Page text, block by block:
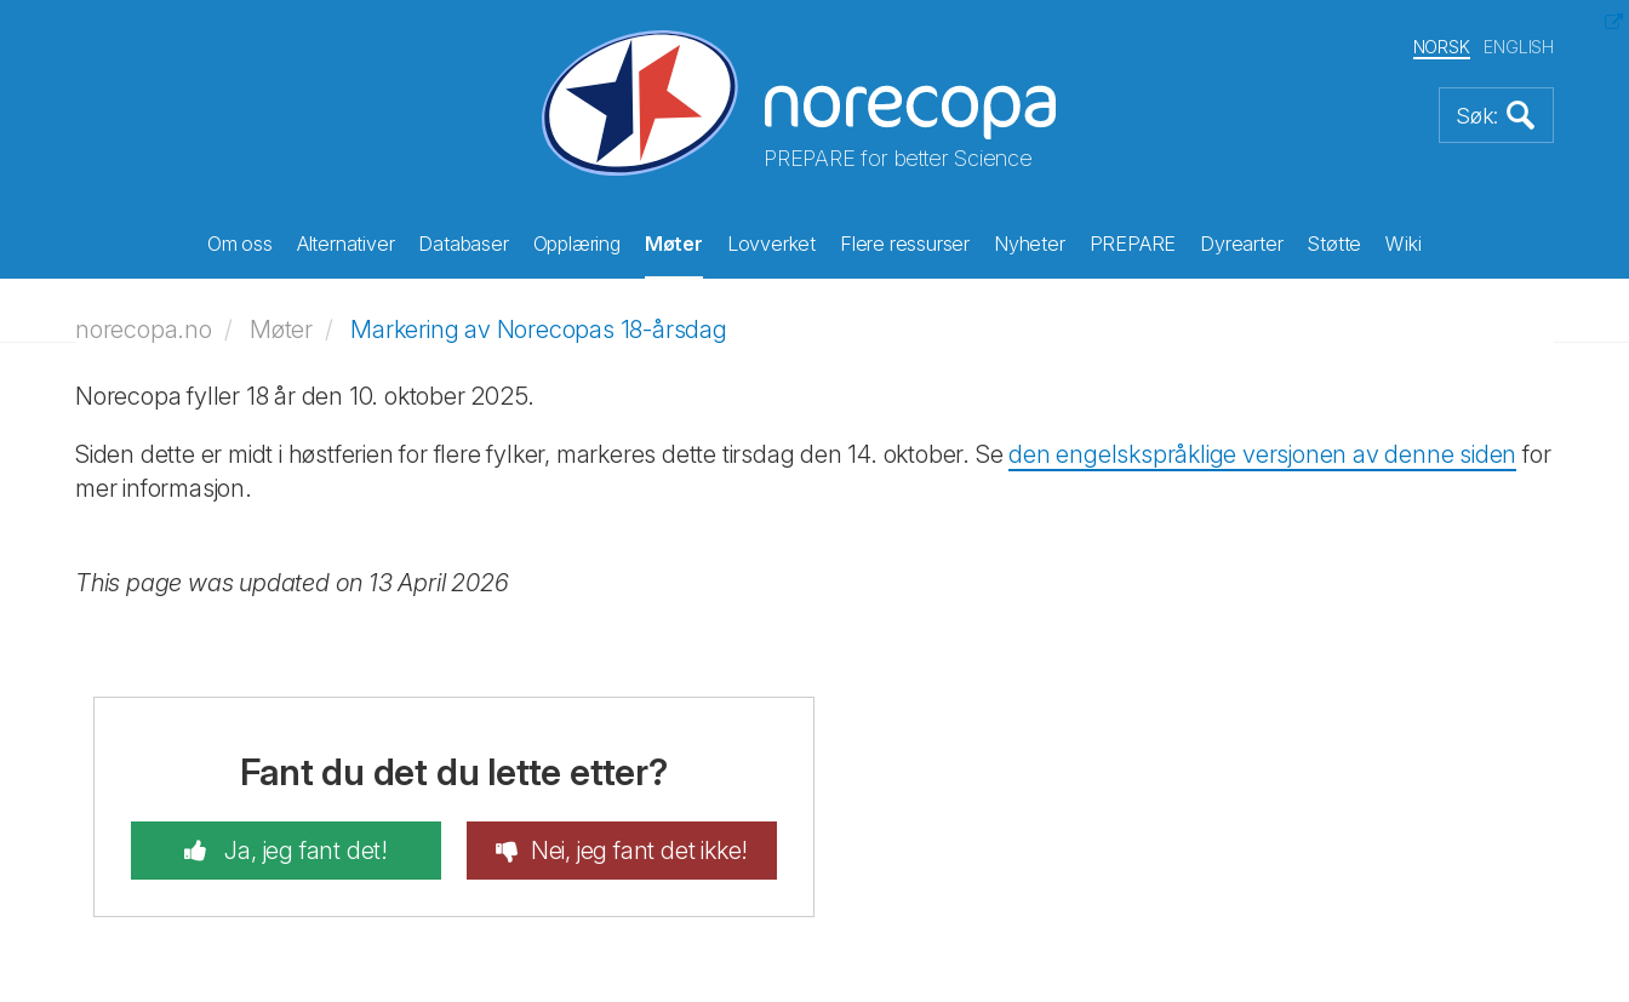
PREPARE for better Science
NORSK ENGLISH
Om oss Alternativer Databaser Opplæring Møter Lovverket Flere ressurser Nyheter PREPARE Dyrearter Støtte Wiki
norecopa.no Møter Markering av Norecopas 18-årsdag
Norecopa fyller 18 år den 10. oktober 2025.
Siden dette er midt i høstferien for flere fylker, markeres dette tirsdag den 14. oktober. Seden engelskspråklige versjonen av denne siden for
mer informasjon.
This page was updated on 13 April 2026
Fant du det du lette etter?
Ja, jeg fant det! Nei, jeg fant det ikke!